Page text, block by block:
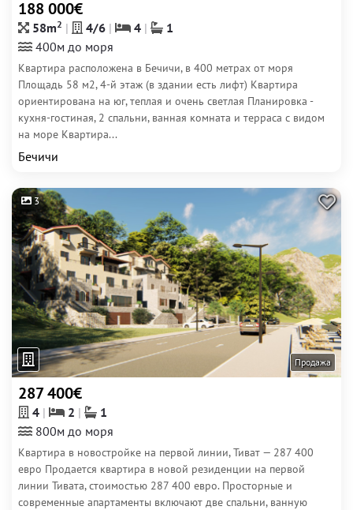
188 000€
58m2 4/6 4
1
400м до моря
Квартира расположена в Бечичи, в 400 метрах от моря
Площадь 58 м2, 4-й этаж (в здании есть лифт) Квартира
ориентирована на юг, теплая и очень светлая Планировка -
кухня-гостиная, 2 спальни, ванная комната и терраса с видом
на море Квартира...
Бечичи
3
Продажа
287 400€
4 2
1
800м до моря
Квартира в новостройке на первой линии, Тиват — 287 400
евро Продается квартира в новой резиденции на первой
линии Тивата, стоимостью 287 400 евро. Просторные и
современные апартаменты включают две спальни, ванную